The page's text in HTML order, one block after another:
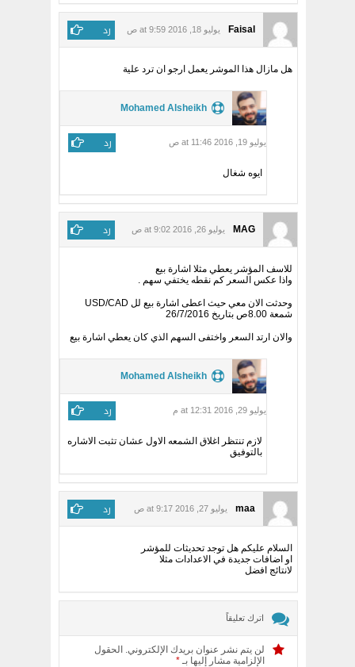
Faisal يوليو 18, 2016 at 9:59 ص رد
هل مازال هذا الموشر يعمل ارجو ان ترد علية
Mohamed Alsheikh
يوليو 19, 2016 at 11:46 ص رد
ايوه شغال
MAG يوليو 26, 2016 at 9:02 ص رد
للاسف المؤشر يعطي مثلا اشارة بيع
واذا عكس السعر كم نقطه يختفي سهم .
وحدثت الان معي حيث اعطى اشارة بيع لل USD/CAD
شمعة 8.00ص بتاريخ 26/7/2016
والان ارتد السعر واختفى السهم الذي كان يعطي اشارة بيع
Mohamed Alsheikh
يوليو 29, 2016 at 12:31 م رد
لازم تنتظر اغلاق الشمعه الاول عشان تثبت الاشاره
بالتوفيق
maa يوليو 27, 2016 at 9:17 ص رد
السلام عليكم هل توجد تحديثات للمؤشر
او اضافات جديدة في الاعدادات مثلا
لانتائج افضل
اترك تعليقاً
لن يتم نشر عنوان بريدك الإلكتروني. الحقول
الإلزامية مشار إليها بـ *